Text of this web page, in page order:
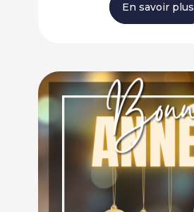
En savoir plus